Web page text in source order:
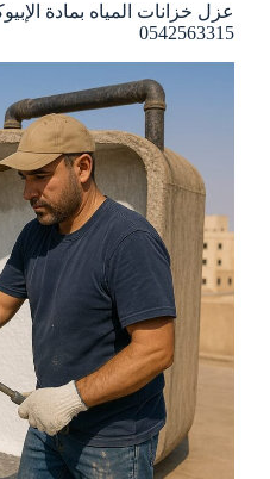
عزل خزانات المياه بمادة
0542563315